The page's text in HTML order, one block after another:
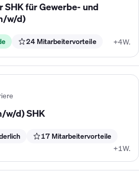
für Gewerbe- und
w/d)
24 Mitarbeitervorteile +4W.
w/d) SHK
17 Mitarbeitervorteile
+1W.